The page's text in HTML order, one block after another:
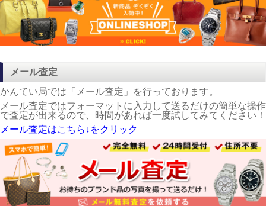
店舗へのアクセスはこちら、セール開催期間中セールチラシも
見る事が出来ます。
気になる方はこちらをクリック★↓
オンラインショップ
毎日入荷！新着商品大量掲載中！！
かんてい局オンラインショッップでもご自宅でお気軽に購入出
来ます。